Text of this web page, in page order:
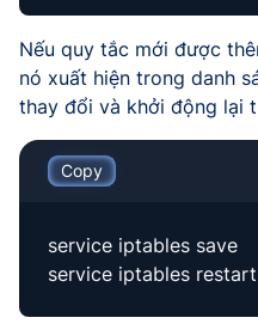
Nếu quy tắc mới được
nó xuất hiện trong danh
thay đổi và khởi động lại
Copy
service iptables save
service iptables restart